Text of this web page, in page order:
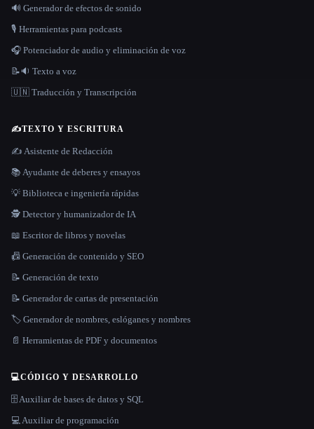
🔊 Generador de efectos de sonido
🎙️ Herramientas para podcasts
🎧 Potenciador de audio y eliminación de voz
📝🔉 Texto a voz
🇺🇳 Traducción y Transcripción
✍️TEXTO Y ESCRITURA
✍️ Asistente de Redacción
📚 Ayudante de deberes y ensayos
💡 Biblioteca e ingeniería rápidas
🕵️ Detector y humanizador de IA
📖 Escritor de libros y novelas
📠 Generación de contenido y SEO
📝 Generación de texto
📝 Generador de cartas de presentación
🏷️ Generador de nombres, eslóganes y nombres
📄 Herramientas de PDF y documentos
💻CÓDIGO Y DESARROLLO
🗄️ Auxiliar de bases de datos y SQL
💻 Auxiliar de programación